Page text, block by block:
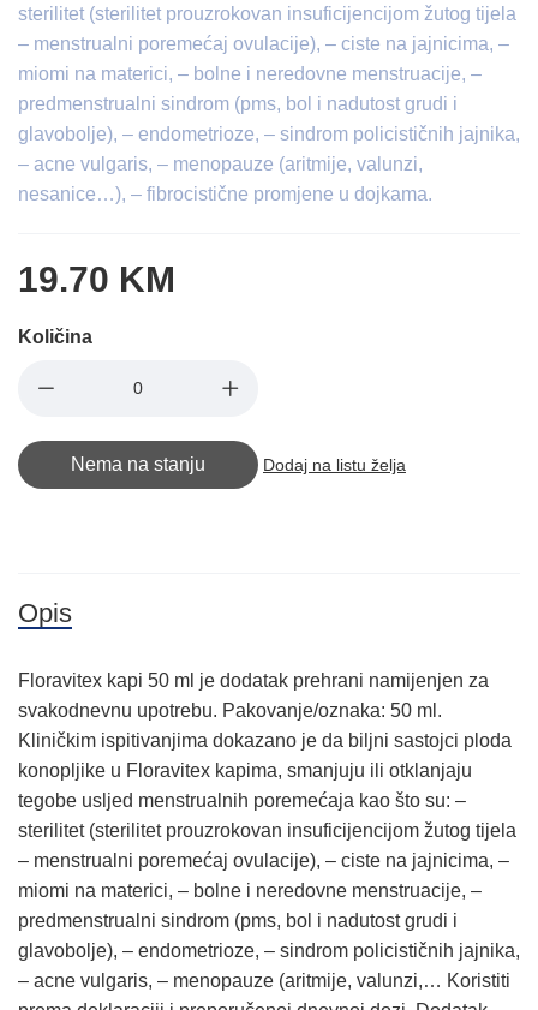
sterilitet (sterilitet prouzrokovan insuficijencijom žutog tijela
– menstrualni poremećaj ovulacije), – ciste na jajnicima, –
miomi na materici, – bolne i neredovne menstruacije, –
predmenstrualni sindrom (pms, bol i nadutost grudi i
glavobolje), – endometrioze, – sindrom policističnih jajnika,
– acne vulgaris, – menopauze (aritmije, valunzi,
nesanice…), – fibrocistične promjene u dojkama.
19.70 KM
Količina
Nema na stanju Dodaj na listu želja
Opis
Floravitex kapi 50 ml je dodatak prehrani namijenjen za
svakodnevnu upotrebu. Pakovanje/oznaka: 50 ml.
Kliničkim ispitivanjima dokazano je da biljni sastojci ploda
konopljike u Floravitex kapima, smanjuju ili otklanjaju
tegobe usljed menstrualnih poremećaja kao što su: –
sterilitet (sterilitet prouzrokovan insuficijencijom žutog tijela
– menstrualni poremećaj ovulacije), – ciste na jajnicima, –
miomi na materici, – bolne i neredovne menstruacije, –
predmenstrualni sindrom (pms, bol i nadutost grudi i
glavobolje), – endometrioze, – sindrom policističnih jajnika,
– acne vulgaris, – menopauze (aritmije, valunzi,… Koristiti